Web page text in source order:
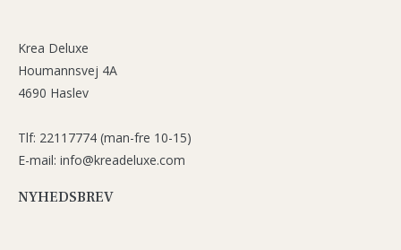
Krea Deluxe
Houmannsvej 4A
4690 Haslev
Tlf: 22117774 (man-fre 10-15)
E-mail: info@kreadeluxe.com
NYHEDSBREV